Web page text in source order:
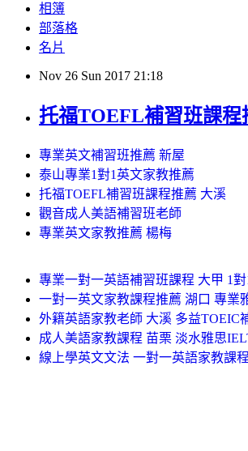
相簿
部落格
名片
Nov 26 Sun 2017 21:18
托福TOEFL補習班課程
專業英文補習班推薦 新屋
泰山專業1對1英文家教推薦
托福TOEFL補習班課程推薦 大溪
觀音成人美語補習班老師
專業英文家教推薦 楊梅
專業一對一英語補習班課程 大甲 1
一對一英文家教課程推薦 湖口 專業
外籍英語家教老師 大溪 多益TOEIC
成人美語家教課程 苗栗 淡水雅思
線上學英文文法 一對一英語家教課